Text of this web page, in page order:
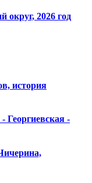
округ, 2026 год
история
Георгиевская -